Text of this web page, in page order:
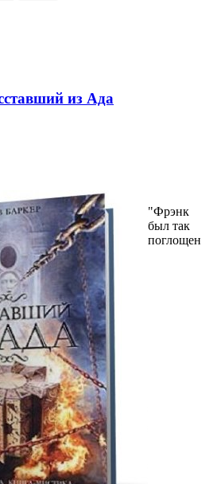
из Ада
"Фрэнк
был так
поглощен